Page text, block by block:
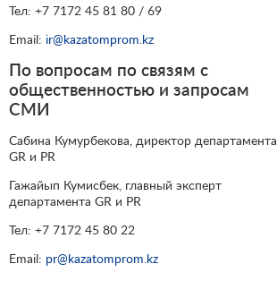
Тел: +7 7172 45 81 80 / 69
Email: ir@kazatomprom.kz
По вопросам по связям с
общественностью и запросам
СМИ
Сабина Кумурбекова, директор департамента
GR и PR
Гажайып Кумисбек, главный эксперт
департамента GR и PR
Тел: +7 7172 45 80 22
Email: pr@kazatomprom.kz